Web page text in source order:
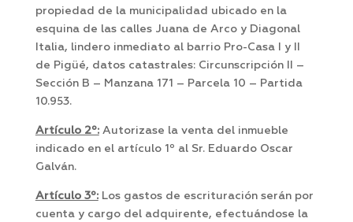
propiedad de la municipalidad ubicado en la
esquina de las calles Juana de Arco y Diagonal
Italia, lindero inmediato al barrio Pro-Casa I y II
de Pigüé, datos catastrales: Circunscripción II –
Sección B – Manzana 171 – Parcela 10 – Partida
10.953.
Artículo 2º:Autorizase la venta del inmueble
indicado en el artículo 1º al Sr. Eduardo Oscar
Galván.
Artículo 3º:Los gastos de escrituración serán por
cuenta y cargo del adquirente, efectuándose la